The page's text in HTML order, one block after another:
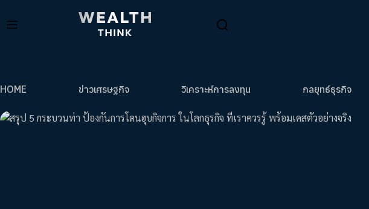
HOME ข่าวเศรษฐกิจ วิเคราะห์การลงทุน กลยุทธ์ธุรกิจ